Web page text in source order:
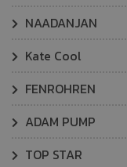
NAADANJAN
Kate Cool
FENROHREN
ADAM PUMP
TOP STAR